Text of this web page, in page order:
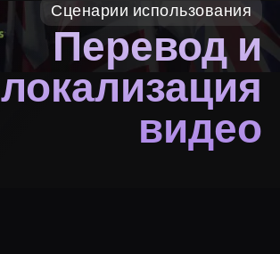
Сценарии использования
Перевод и
локализация
видео